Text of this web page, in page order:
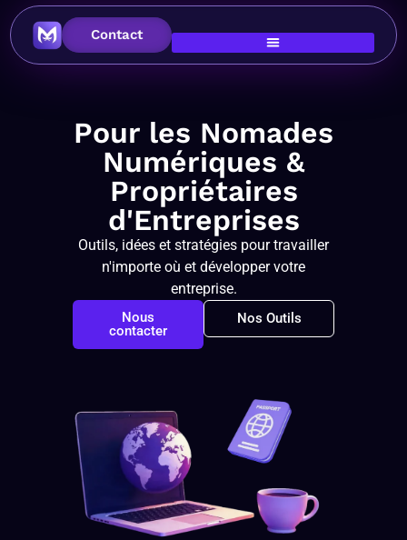
Contact
Pour les Nomades
Numériques &
Propriétaires
d'Entreprises
Outils, idées et stratégies pour travailler
n'importe où et développer votre
entreprise.
Nous
contacter
Nos Outils